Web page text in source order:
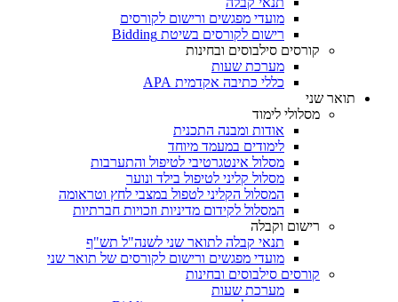
מועדי מפגשים ורישום לקורסים
רישום לקורסים בשיטת Bidding
קורסים סילבוסים ובחינות
מערכת שעות
כללי כתיבה אקדמית APA
תואר שני
מסלולי לימוד
אודות ומבנה התכנית
לימודים במעמד מיוחד
מסלול אינטגרטיבי לטיפול והתערבות
מסלול קליני לטיפול בילד ונוער
המסלול הקליני לטפול במצבי לחץ וטראומה
המסלול לקידום מדיניות וזכויות חברתיות
רישום וקבלה
תנאי קבלה לתואר שני לשנה"ל תש"ף
מועדי מפגשים ורישום לקורסים של תואר שני
קורסים סילבוסים ובחינות
מערכת שעות